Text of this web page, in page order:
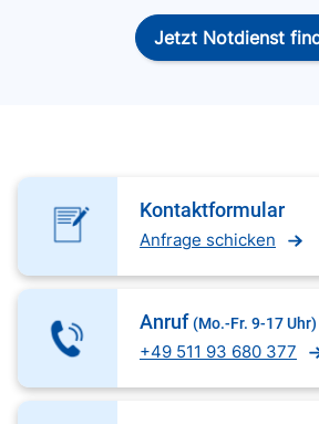
Jetzt Notdienst
Kontaktformular
Anfrage schicken
Anruf (Mo.-Fr. 9-17 Uhr)
+49 511 93 680 377